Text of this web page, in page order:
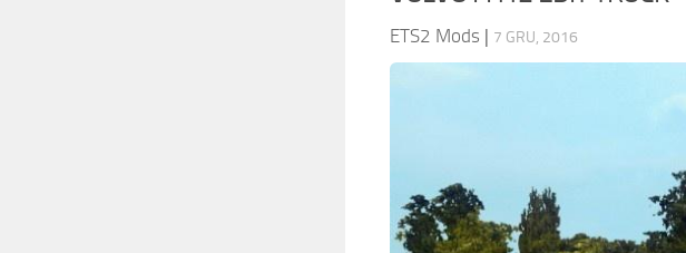
ETS2 Mods | 7 GRU, 2016